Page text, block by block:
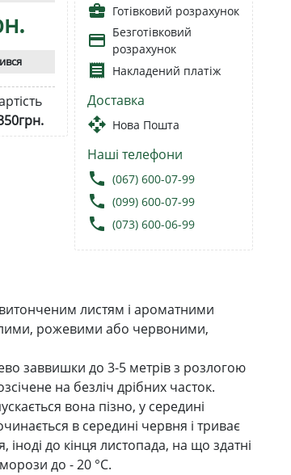
business_center Готівковий розрахунок
payment Безготівковий
розрахунок
receipt Накладений платіж
Доставка
open_with Нова Пошта
Наші телефони
local_phone (067) 600-07-99
local_phone (099) 600-07-99
local_phone (073) 600-06-99
листям і ароматними
рожевими або червоними,
заввишки до 3-5 метрів з розлогою
на безліч дрібних часток.
вона пізно, у середині
в середині червня і триває
до кінця листопада, на що здатні
до - 20 °С.